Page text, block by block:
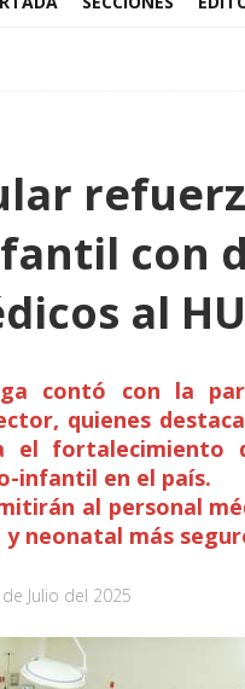
con
al
contó con la
quienes
el
infantil en el país.
al personal
neonatal más
Julio del 2025